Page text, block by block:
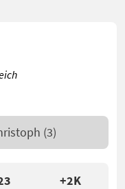
+2K
(3)